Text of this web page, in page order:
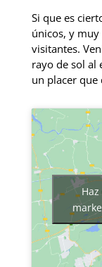
Si que es
únicos, y
visitantes.
rayo de sol al
un placer que